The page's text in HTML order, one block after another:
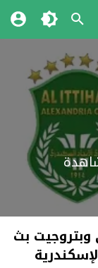
وبتروجيت بث